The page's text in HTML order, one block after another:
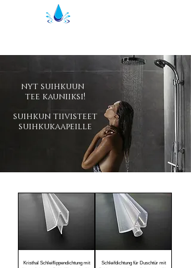
nyt suihkuun
tee kauniiksi!
suihkun tiivisteet
suihkukaapeille
Kristhal Schleiflippendichtung mit
Schleifdichtung für Duschtür mit